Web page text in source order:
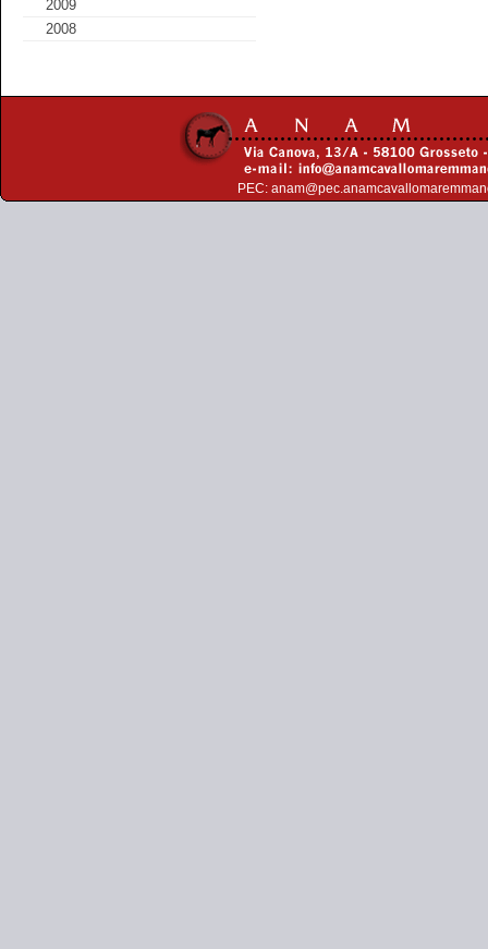
2009
2008
PEC: